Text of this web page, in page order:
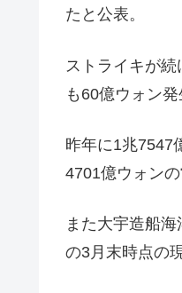
たと公表。
ストライキが
も60億ウォン
昨年に1兆7547
4701億ウォン
また大宇造船
の3月末時点の